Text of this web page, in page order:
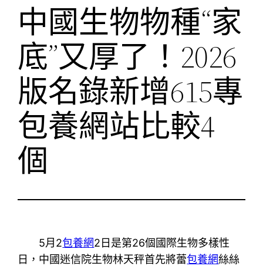
中國生物物種“家
底”又厚了！2026
版名錄新增615專
包養網站比較4
個
5月2包養網2日是第26個國際生物多樣性
日，中國迷信院生物林天秤首先將蕾包養網絲絲